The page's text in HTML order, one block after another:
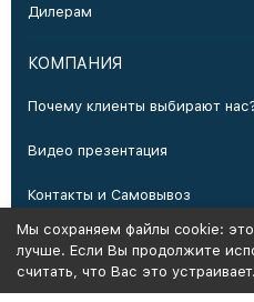
Дилерам
КОМПАНИЯ
Почему клиенты выбирают
Видео презентация
Контакты и Самовывоз
Производство
Мы сохраняем файлы cookie: это
лучше. Если Вы продолжите
считать, что Вас это устраивает.